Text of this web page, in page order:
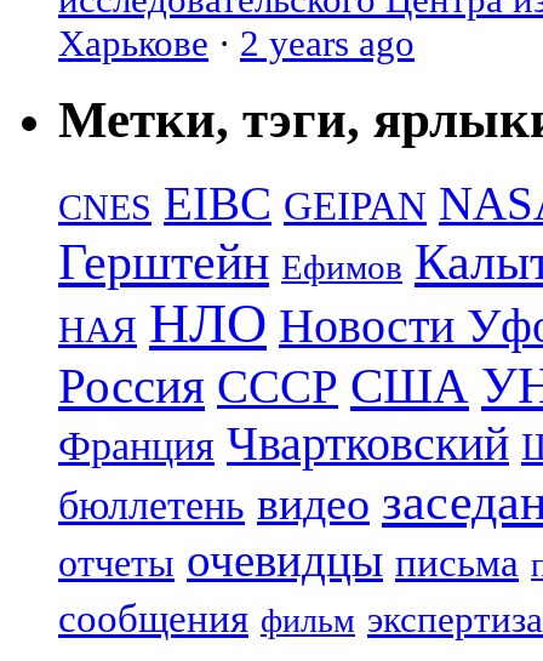
Харькове · 2 years ago
Метки, тэги,
CNES EIBC GEIPAN
Герштейн Ефимов
НАЯ НЛО Новости
Россия СССР США
Франция Чвартковский
бюллетень видео
отчеты очевидцы письма
сообщения фильм экспертиза